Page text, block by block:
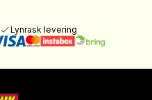
Lynrask levering